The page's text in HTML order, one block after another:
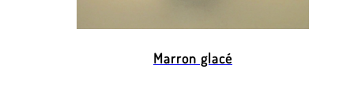
Marron glacé